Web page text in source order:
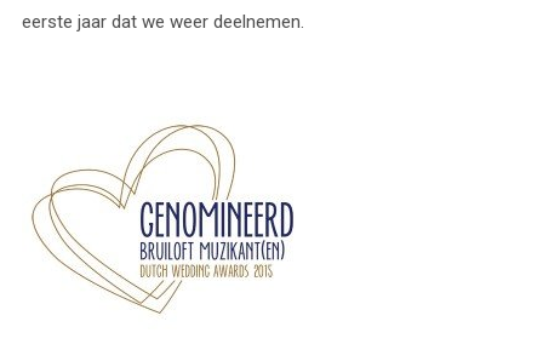
eerste jaar dat we weer deelnemen.